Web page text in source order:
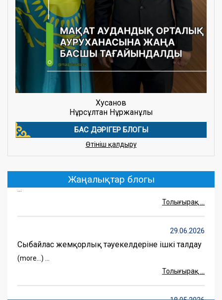
Хусанов
Нұрсұлтан Нұржанұлы
БАС ДӘРІГЕР БЛОГЫ
Өтініш қалдыру
Жаңалықтар блогы
07.07.2026
Жария талқылаудың анонсы
29.06.2026
Комплеанс
Толығырақ ...
29.06.2026
Сыбайлас жемқорлық тәуекелдеріне ішкі талдау
(more…) ...
Толығырақ ...
18.05.2026